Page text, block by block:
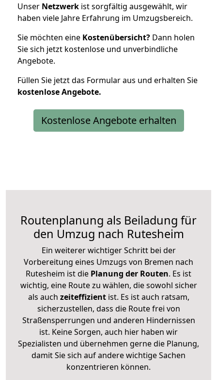
Unser Netzwerk ist sorgfältig ausgewählt, wir
haben viele Jahre Erfahrung im Umzugsbereich.
Sie möchten eine Kostenübersicht? Dann holen
Sie sich jetzt kostenlose und unverbindliche
Angebote.
Füllen Sie jetzt das Formular aus und erhalten Sie
kostenloseAngebote.
Kostenlose Angebote erhalten
Routenplanung als Beiladung für
den Umzug nach Rutesheim
Ein weiterer wichtiger Schritt bei der
Vorbereitung eines Umzugs von Bremen nach
Rutesheim ist die Planung der Routen. Es ist
wichtig, eine Route zu wählen, die sowohl sicher
als auch zeiteffizientist. Es ist auch ratsam,
sicherzustellen, dass die Route frei von
Straßensperrungen und anderen Hindernissen
ist. Keine Sorgen, auch hier haben wir
Spezialisten und übernehmen gerne die Planung,
damit Sie sich auf andere wichtige Sachen
konzentrieren können.